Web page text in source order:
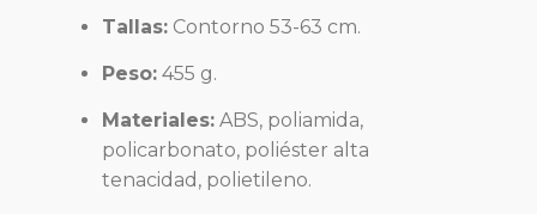
Tallas: Contorno 53-63 cm.
Peso: 455 g.
Materiales: ABS, poliamida,
policarbonato, poliéster alta
tenacidad, polietileno.